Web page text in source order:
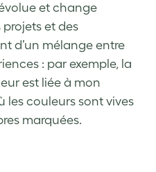
et change
et des
d’un mélange entre
: par exemple, la
est liée à mon
les couleurs sont vives
marquées.